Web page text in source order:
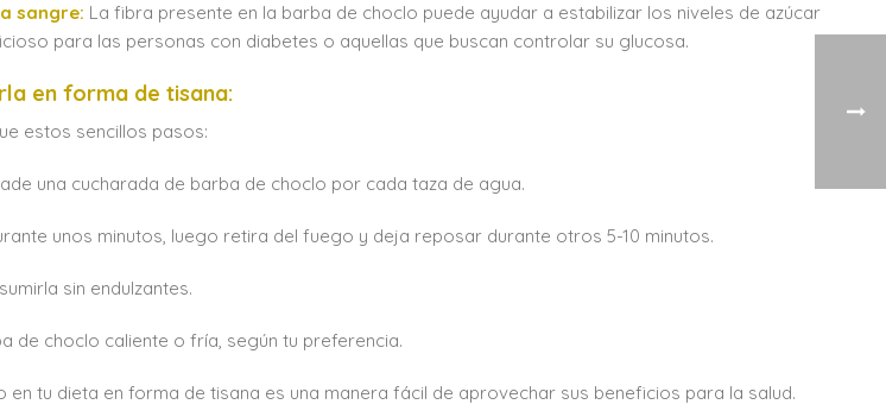
sangre: La fibra presente en la barba de choclo puede ayudar a estabilizar los niveles de azúcar
para las personas con diabetes o aquellas que buscan controlar su glucosa.
en forma de tisana:
estos sencillos pasos:
una cucharada de barba de choclo por cada taza de agua.
unos minutos, luego retira del fuego y deja reposar durante otros 5-10 minutos.
sin endulzantes.
de choclo caliente o fría, según tu preferencia.
tu dieta en forma de tisana es una manera fácil de aprovechar sus beneficios para la salud.